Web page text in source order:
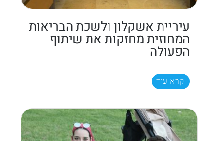
עיריית אשקלון ולשכת הבריאות
המחוזית מחזקות את שיתוף
הפעולה
קרא עוד